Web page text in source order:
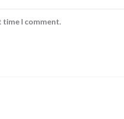
time I comment.